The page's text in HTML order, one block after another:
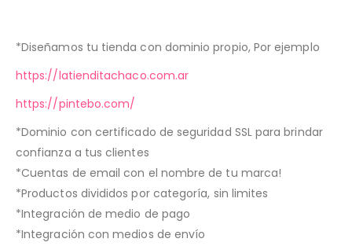
*Diseñamos tu tienda con dominio propio, Por ejemplo
https://latienditachaco.com.ar
https://pintebo.com/
*Dominio con certificado de seguridad SSL para brindar
confianza a tus clientes
*Cuentas de email con el nombre de tu marca!
*Productos divididos por categoría, sin limites
*Integración de medio de pago
*Integración con medios de envío